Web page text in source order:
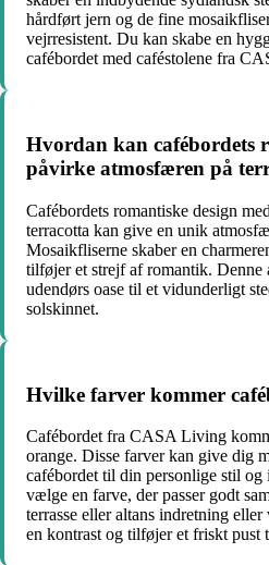
hårdført jern og de fine
vejrresistent. Du kan skabe en
cafébordet med caféstolene fra
Hvordan kan cafébordets
påvirke atmosfæren på
Cafébordets romantiske design
terracotta kan give en unik
Mosaikfliserne skaber en
tilføjer et strejf af romantik. Denne
udendørs oase til et vidunderligt
solskinnet.
Hvilke farver kommer
Cafébordet fra CASA Living
orange. Disse farver kan give dig
cafébordet til din personlige stil
vælge en farve, der passer godt
terrasse eller altans indretning
en kontrast og tilføjer et friskt pust